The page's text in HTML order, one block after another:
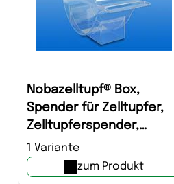
Nobazelltupf® Box,
Spender für Zelltupfer,
Zelltupferspender,
Tupferspende, Tupferbox
1 Variante
zum Produkt